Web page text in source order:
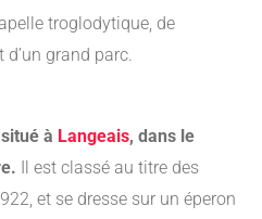
troglodytique, de
grand parc.
à Langeais, dans le
Il est classé au titre des
et se dresse sur un éperon